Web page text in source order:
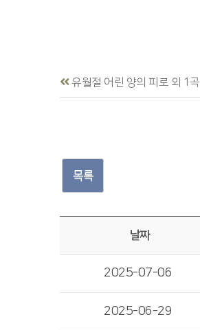
유월절 어린 양의 피로 외 1곡
목록
날짜
2025-07-06
2025-06-29